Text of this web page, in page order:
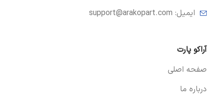
ایمیل: support@arakopart.com
آراکو پارت
صفحه اصلی
درباره ما